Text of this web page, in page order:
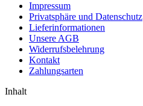
Impressum
Privatsphäre und Datenschutz
Lieferinformationen
Unsere AGB
Widerrufsbelehrung
Kontakt
Zahlungsarten
Inhalt